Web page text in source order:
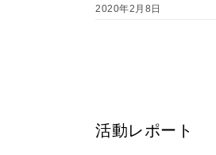
2020年2月8日
活動レポート